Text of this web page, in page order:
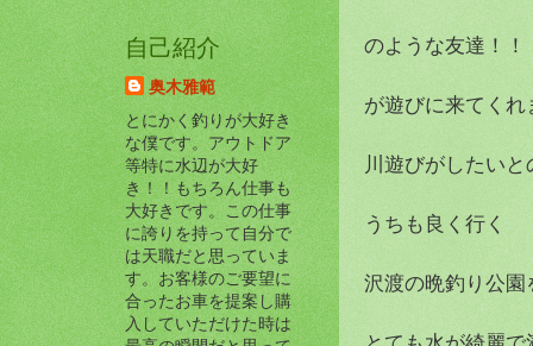
のような友達！！
が遊びに来てく
川遊びがしたい
うちも良く行く
沢渡の晩釣り公
自己紹介
奥木雅範
とにかく釣りが大好き
な僕です。アウトドア
等特に水辺が大好
き！！もちろん仕事も
大好きです。この仕事
に誇りを持って自分で
は天職だと思っていま
す。お客様のご要望に
合ったお車を提案し購
入していただけた時は